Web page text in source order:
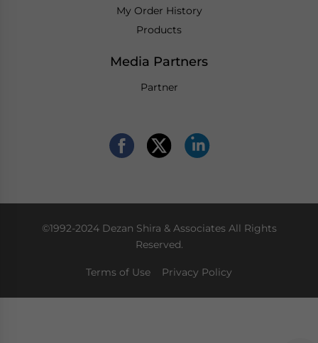
My Order History
Products
Media Partners
Partner
©1992-2024 Dezan Shira & Associates All Rights
Reserved.
Terms of Use Privacy Policy